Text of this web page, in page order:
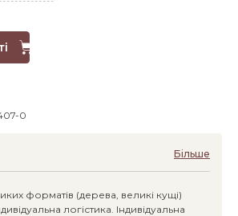
0
Більше
форматів (дерева, великі кущі)
логістика. Індивідуальна